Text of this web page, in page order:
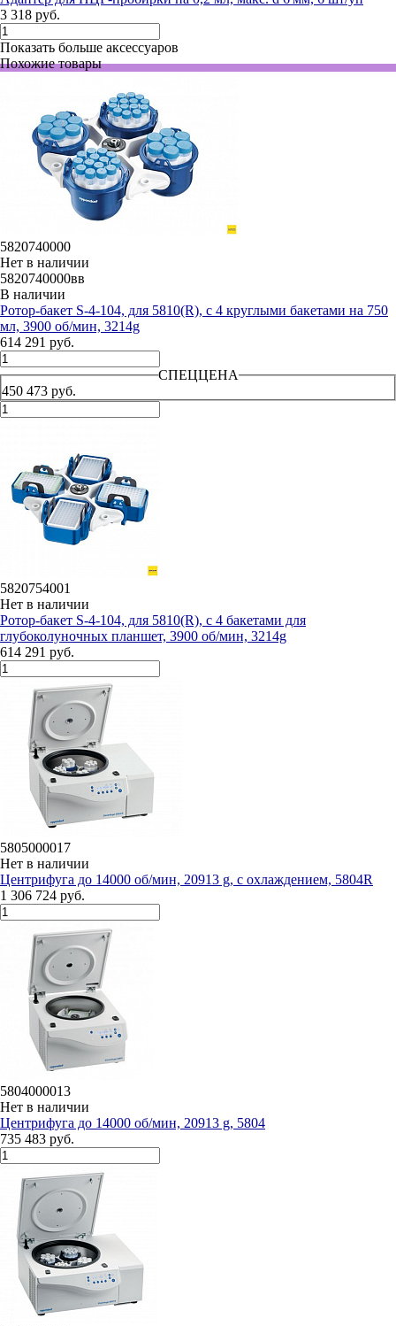
3 318 руб.
Показать больше аксессуаров
Похожие товары
5820740000
Нет в наличии
5820740000вв
В наличии
Ротор-бакет S-4-104, для 5810(R), с 4 круглыми бакетами на 750
мл, 3900 об/мин, 3214g
614 291 руб.
СПЕЦЦЕНА
450 473 руб.
5820754001
Нет в наличии
Ротор-бакет S-4-104, для 5810(R), с 4 бакетами для
глубоколуночных планшет, 3900 об/мин, 3214g
614 291 руб.
5805000017
Нет в наличии
Центрифуга до 14000 об/мин, 20913 g, с охлаждением, 5804R
1 306 724 руб.
5804000013
Нет в наличии
Центрифуга до 14000 об/мин, 20913 g, 5804
735 483 руб.